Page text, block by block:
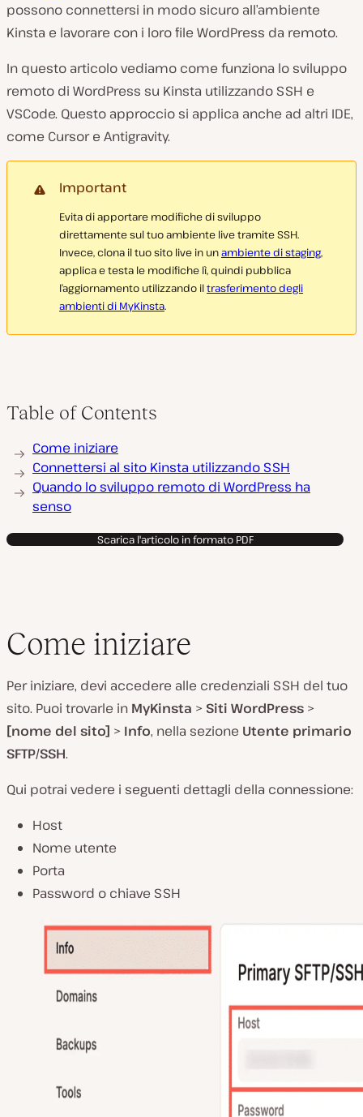
possono connettersi in modo sicuro all’ambiente
Kinsta e lavorare con i loro file WordPress da remoto.
In questo articolo vediamo come funziona lo sviluppo
remoto di WordPress su Kinsta utilizzando SSH e
VSCode. Questo approccio si applica anche ad altri IDE,
come Cursor e Antigravity.
Important
Evita di apportare modifiche di sviluppo
direttamente sul tuo ambiente live tramite SSH.
Invece, clona il tuo sito live in unambiente di staging,
applica e testa le modifiche lì, quindi pubblica
l’aggiornamento utilizzando iltrasferimento degli
ambienti di MyKinsta.
Table of Contents
Come iniziare
Connettersi al sito Kinsta utilizzando SSH
Quando lo sviluppo remoto di WordPress ha
senso
Scarica l'articolo in formato PDF
Come iniziare
Per iniziare, devi accedere alle credenziali SSH del tuo
sito. Puoi trovarle in MyKinsta > Siti WordPress >
[nome del sito] > Info, nella sezione Utente primario
SFTP/SSH.
Qui potrai vedere i seguenti dettagli della connessione:
Host
Nome utente
Porta
Password o chiave SSH